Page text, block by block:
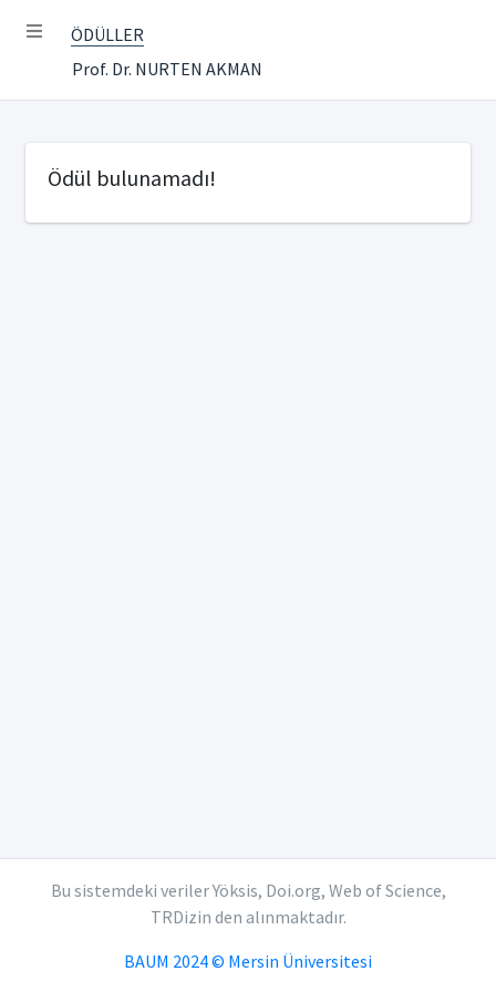
ÖDÜLLER
Prof. Dr. NURTEN AKMAN
Ödül bulunamadı!
Bu sistemdeki veriler Yöksis, Doi.org, Web of Science,
TRDizin den alınmaktadır.
BAUM 2024 © Mersin Üniversitesi